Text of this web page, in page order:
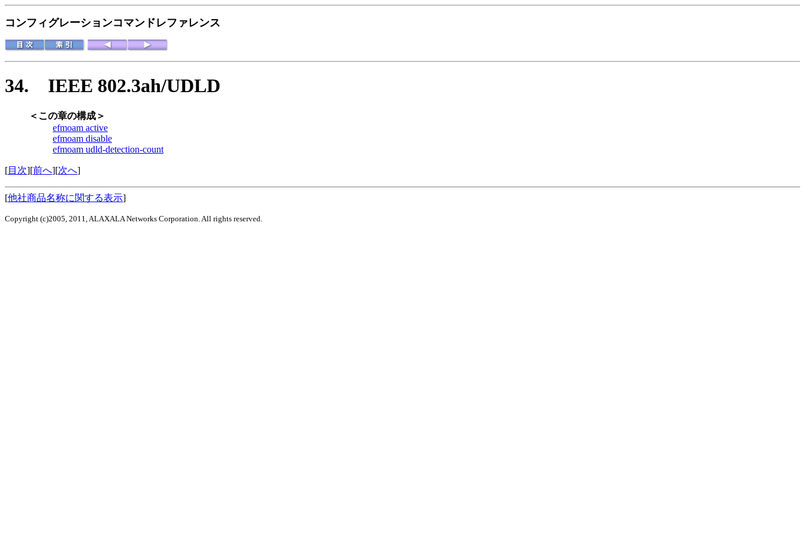
コンフィグレーションコマンドレファレンス
34. IEEE 802.3ah/UDLD
＜この章の構成＞
efmoam active
efmoam disable
efmoam udld-detection-count
[目次][前へ][次へ]
[他社商品名称に関する表示]
Copyright (c)2005, 2011, ALAXALA Networks Corporation. All rights reserved.